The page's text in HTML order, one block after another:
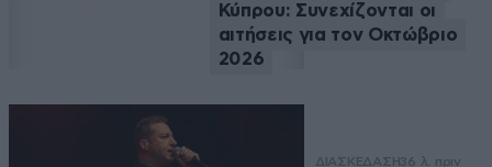
Κύπρου: Συνεχίζονται οι
αιτήσεις για τον Οκτώβριο
2026
ΔΙΑΣΚΕΔΑΣΗ36 λ. πριν